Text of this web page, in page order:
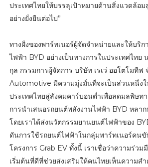
ประเทศไทยให้บรรลุเป้าหมายด้านสิ่งแวดล้อ
อย่างยั่งยืนต่อไป”
ทางฝั่งของพาร์ทเนอร์ผู้จัดจำหน่ายและให้บริ
ไฟฟ้า BYD อย่างเป็นทางการในประเทศไทย
กุล กรรมการผู้จัดการ บริษัท เรเว่ ออโตโมทีฟ
Automotive มีความมุ่งมั่นที่จะเป็นส่วนหนึ่ง
ประเทศไทยสู่สังคมคาร์บอนต่ำเพื่อลดมลพิษท
การนำเสนอรถยนต์พลังงานไฟฟ้า BYD หลา
โดยเราได้ส่งนวัตกรรมยานยนต์ไฟฟ้าของ
ดันการใช้รถยนต์ไฟฟ้าในกลุ่มพาร์ทเนอร์คน
โครงการ Grab EV ทั้งนี้ เราเชื่อว่าความร่วม
เริ่มต้นที่ดีที่ช่วยส่งเสริมให้คนไทยเห็นความส